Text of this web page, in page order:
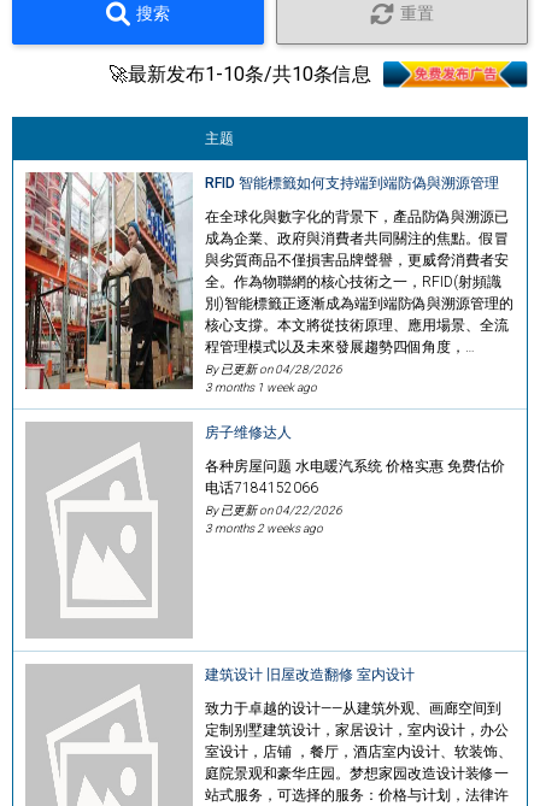
搜索 重置
🚀最新发布1-10条/共10条信息
主题
RFID 智能標籤如何支持端到端防偽與溯源管理
在全球化與數字化的背景下，產品防偽與溯源已
成為企業、政府與消費者共同關注的焦點。假冒
與劣質商品不僅損害品牌聲譽，更威脅消費者安
全。作為物聯網的核心技術之一，RFID(射頻識
別)智能標籤正逐漸成為端到端防偽與溯源管理的
核心支撐。本文將從技術原理、應用場景、全流
程管理模式以及未來發展趨勢四個角度，…
By 已更新 on04/28/2026
3 months 1 week ago
房子维修达人
各种房屋问题 水电暖汽系统 价格实惠 免费估价
电话7184152066
By 已更新 on04/22/2026
3 months 2 weeks ago
建筑设计 旧屋改造翻修 室内设计
致力于卓越的设计——从建筑外观、画廊空间到
定制别墅建筑设计，家居设计，室内设计，办公
室设计，店铺 ，餐厅，酒店室内设计、软装饰、
庭院景观和豪华庄园。梦想家园改造设计装修一
站式服务，可选择的服务：价格与计划，法律许